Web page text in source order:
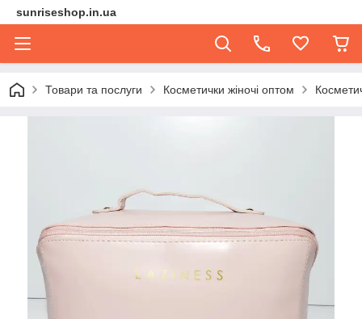
sunriseshop.in.ua
Товари та послуги Косметички жіночі оптом